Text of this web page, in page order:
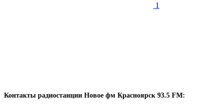
1
Контакты радиостанции Новое фм Красноярск 93.5 FM: